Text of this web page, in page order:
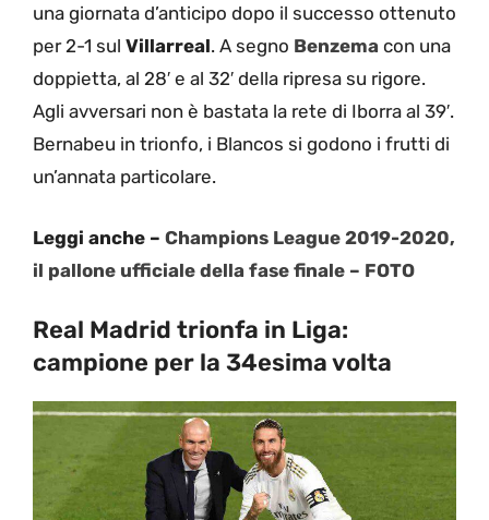
una giornata d’anticipo dopo il successo ottenuto
per 2-1 sul Villarreal. A segno Benzema con una
doppietta, al 28′ e al 32′ della ripresa su rigore.
Agli avversari non è bastata la rete di Iborra al 39′.
Bernabeu in trionfo, i Blancos si godono i frutti di
un’annata particolare.
Leggi anche – Champions League 2019-2020,
il pallone ufficiale della fase finale – FOTO
Real Madrid trionfa in Liga:
campione per la 34esima volta